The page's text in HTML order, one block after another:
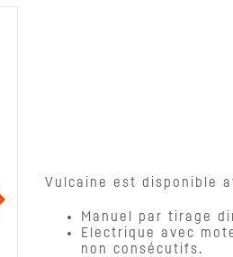
Vulcaine est disponible
Manuel par tirage
Electrique avec
non consécutifs.